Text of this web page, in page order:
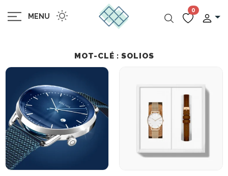
MENU
0
MOT-CLÉ : SOLIOS